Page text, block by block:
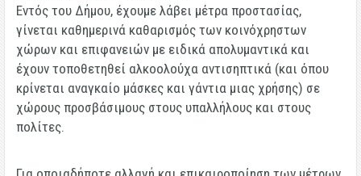
Εντός του Δήμου, έχουμε λάβει μέτρα προστασίας,
γίνεται καθημερινά καθαρισμός των κοινόχρηστων
χώρων και επιφανειών με ειδικά απολυμαντικά και
έχουν τοποθετηθεί αλκοολούχα αντισηπτικά (και όπου
κρίνεται αναγκαίο μάσκες και γάντια μιας χρήσης) σε
χώρους προσβάσιμους στους υπαλλήλους και στους
πολίτες.